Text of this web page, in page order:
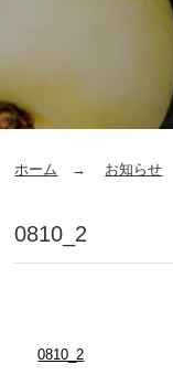
ホーム お知らせ
0810_2
0810_2